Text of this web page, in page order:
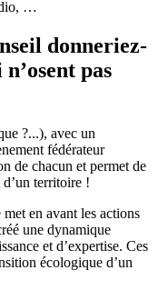
…
donneriez-
pas
?...), avec un
fédérateur
de chacun et permet de
d’un territoire !
en avant les actions
une dynamique
et d’expertise. Ces
écologique d’un